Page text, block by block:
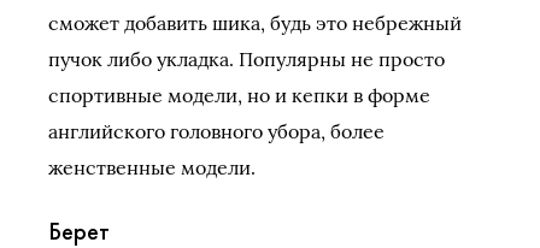
сможет добавить шика, будь это небрежный
пучок либо укладка. Популярны не просто
спортивные модели, но и кепки в форме
английского головного убора, более
женственные модели.
Берет